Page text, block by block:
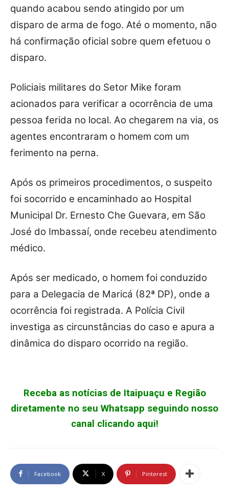
quando acabou sendo atingido por um
disparo de arma de fogo. Até o momento, não
há confirmação oficial sobre quem efetuou o
disparo.
Policiais militares do Setor Mike foram
acionados para verificar a ocorrência de uma
pessoa ferida no local. Ao chegarem na via, os
agentes encontraram o homem com um
ferimento na perna.
Após os primeiros procedimentos, o suspeito
foi socorrido e encaminhado ao Hospital
Municipal Dr. Ernesto Che Guevara, em São
José do Imbassaí, onde recebeu atendimento
médico.
Após ser medicado, o homem foi conduzido
para a Delegacia de Maricá (82ª DP), onde a
ocorrência foi registrada. A Polícia Civil
investiga as circunstâncias do caso e apura a
dinâmica do disparo ocorrido na região.
Receba as notícias de Itaipuaçu e Região
diretamente no seu Whatsapp seguindo nosso
canal clicando aqui!
Facebook X Pinterest